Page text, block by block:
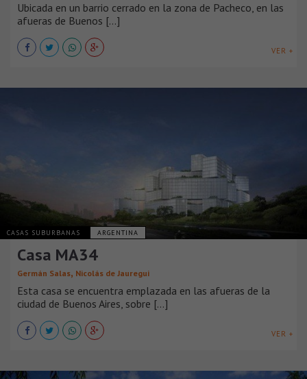
Ubicada en un barrio cerrado en la zona de Pacheco, en las
afueras de Buenos [...]
VER +
CASAS SUBURBANAS ARGENTINA
Casa MA34
Germán Salas, Nicolás de Jauregui
Esta casa se encuentra emplazada en las afueras de la
ciudad de Buenos Aires, sobre [...]
VER +